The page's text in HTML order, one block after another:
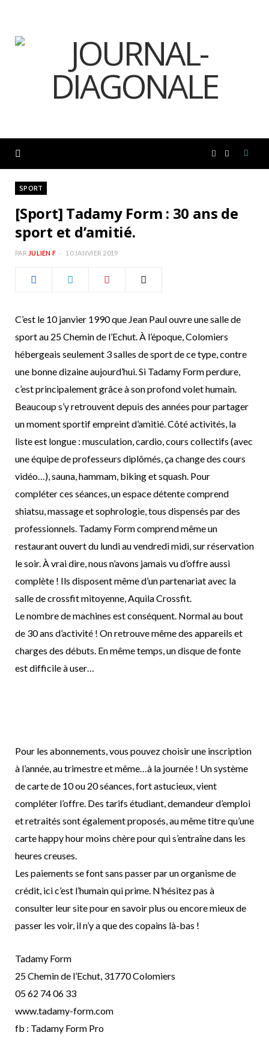
c
o
s
SPORT
[Sport] Tadamy Form : 30 ans de
sport et d’amitié.
PAR JULIEN F 10 JANVIER 2019
C’est le 10 janvier 1990 que Jean Paul ouvre une salle de
sport au 25 Chemin de l’Echut. À l’époque, Colomiers
hébergeais seulement 3 salles de sport de ce type, contre
une bonne dizaine aujourd’hui. Si Tadamy Form perdure,
c’est principalement grâce à son profond volet humain.
Beaucoup s’y retrouvent depuis des années pour partager
un moment sportif empreint d’amitié. Côté activités, la
liste est longue : musculation, cardio, cours collectifs (avec
une équipe de professeurs diplômés, ça change des cours
vidéo…), sauna, hammam, biking et squash. Pour
compléter ces séances, un espace détente comprend
shiatsu, massage et sophrologie, tous dispensés par des
professionnels. Tadamy Form comprend même un
restaurant ouvert du lundi au vendredi midi, sur réservation
le soir. À vrai dire, nous n’avons jamais vu d’offre aussi
complète ! Ils disposent même d’un partenariat avec la
salle de crossfit mitoyenne, Aquila Crossfit.
Le nombre de machines est conséquent. Normal au bout
de 30 ans d’activité ! On retrouve même des appareils et
charges des débuts. En même temps, un disque de fonte
est difficile à user…
Pour les abonnements, vous pouvez choisir une inscription
à l’année, au trimestre et même…à la journée ! Un système
de carte de 10 ou 20 séances, fort astucieux, vient
compléter l’offre. Des tarifs étudiant, demandeur d’emploi
et retraités sont également proposés, au même titre qu’une
carte happy hour moins chère pour qui s’entraîne dans les
heures creuses.
Les paiements se font sans passer par un organisme de
crédit, ici c’est l’humain qui prime. N’hésitez pas à
consulter leur site pour en savoir plus ou encore mieux de
passer les voir, il n’y a que des copains là-bas !
Tadamy Form
25 Chemin de l’Echut, 31770 Colomiers
05 62 74 06 33
www.tadamy-form.com
fb : Tadamy Form Pro